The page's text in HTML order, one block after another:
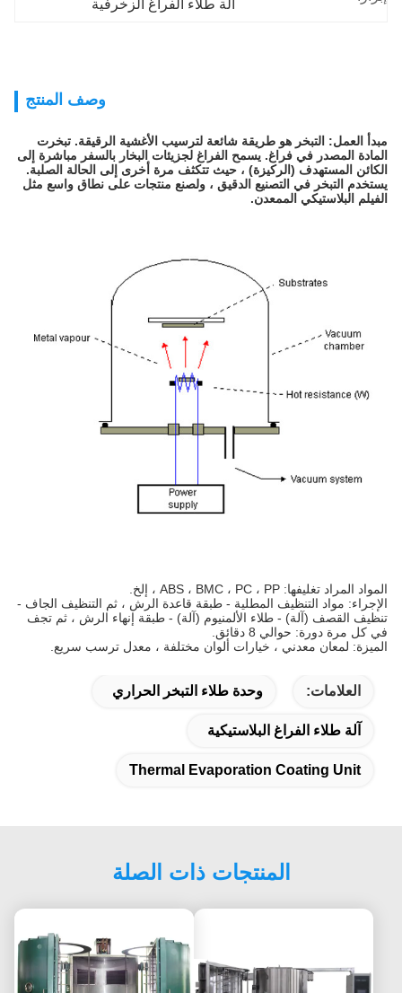
آلة طلاء الفراغ الزخرفية
وصف المنتج
مبدأ العمل: التبخر هو طريقة شائعة لترسيب الأغشية الرقيقة. تبخرت
المادة المصدر في فراغ. يسمح الفراغ لجزيئات البخار بالسفر مباشرة إلى
الكائن المستهدف (الركيزة) ، حيث تتكثف مرة أخرى إلى الحالة الصلبة.
يستخدم التبخر في التصنيع الدقيق ، ولصنع منتجات على نطاق واسع مثل
الفيلم البلاستيكي الممعدن.
المواد المراد تغليفها: ABS ، BMC ، PC ، PP ، إلخ.
الإجراء: مواد التنظيف المطلية - طبقة قاعدة الرش ، ثم التنظيف الجاف -
تنظيف القصف (آلة) - طلاء الألمنيوم (آلة) - طبقة إنهاء الرش ، ثم تجف
في كل مرة دورة: حوالي 8 دقائق.
الميزة: لمعان معدني ، خيارات ألوان مختلفة ، معدل ترسب سريع.
العلامات: وحدة طلاء التبخر الحراري
آلة طلاء الفراغ البلاستيكية
Thermal Evaporation Coating Unit
المنتجات ذات الصلة